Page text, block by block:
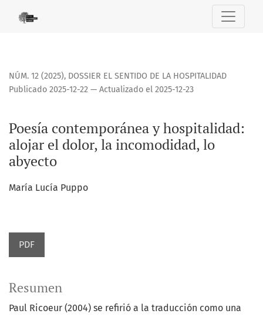
Poesía contemporánea y hospitalidad: alojar el dolor, la
NÚM. 12 (2025), DOSSIER EL SENTIDO DE LA HOSPITALIDAD
Poesía contemporánea y hospitalidad:
alojar el dolor, la incomodidad, lo
abyecto
Publicado 2025-12-22 — Actualizado el 2025-12-23
María Lucía Puppo
PDF
Resumen
Paul Ricoeur (2004) se refirió a la traducción como una